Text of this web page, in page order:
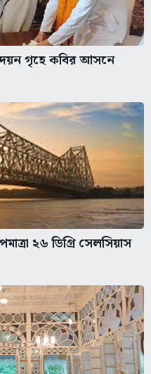
গৃহে কবির আসনে
২৬ ডিগ্রি সেলসিয়াস